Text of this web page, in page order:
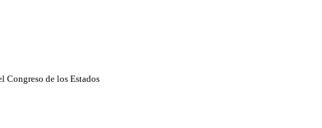
Congreso de los Estados